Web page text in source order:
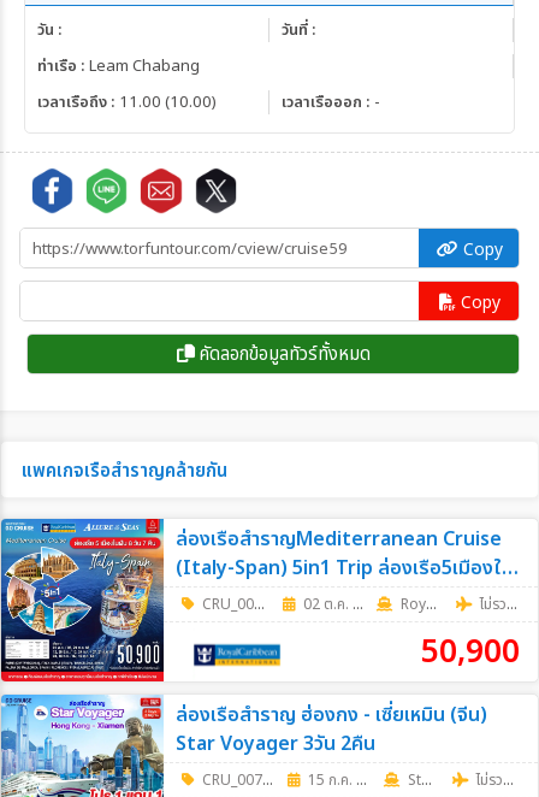
วัน :
วันที่ :
ท่าเรือ : Leam Chabang
เวลาเรือถึง : 11.00 (10.00) เวลาเรือออก : -
Copy
Copy
คัดลอกข้อมูลทัวร์ทั้งหมด
แพคเกจเรือสำราญคล้ายกัน
ล่องเรือสำราญMediterranean Cruise
(Italy-Span) 5in1 Trip ล่องเรือ5เมืองใน
ฝัน 8วัน7คืน
CRU_0068 8วัน 7คืน
02 ต.ค. 69 - 09 ต.ค. 69 RoyalCaribbean ไม่รวมตั๋วเครื่องบิน
50,900
ล่องเรือสำราญ ฮ่องกง - เซี่ยเหมิน (จีน)
Star Voyager 3วัน 2คืน
CRU_0074 3วัน 2คืน
15 ก.ค. 69 - 19 ส.ค. 69 Star Cruises ไม่รวมตั๋วเครื่องบิน